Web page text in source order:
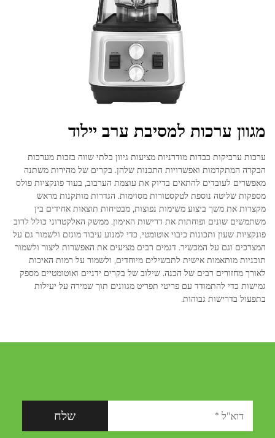
מגוון ערכות למסיבת ערב יילוד
ערכות ערביקות כבדות מודרניות מציעות גיוון בלתי שווה בזכות מערכות
הבקרה המתקדמות ואפשרויות התכנות שלהן. בקרים של מהירות משתנה
מאפשרים לעובדים להתאים בדיוק את עוצמת הערבוב, בעוד פונקציות פולס
מספקות שליטה נוספת לטקסטורות מסוימות. הגדרות מותקנות מראש
מקצרות את משך ביצוע משימות נפוצות, מבטיחות תוצאות אחידים בין
משתמשים שונים ופוחתות את דרישות האימון. ממשק האלקטרוני כולל לרוב
פונקציות שעון ותכונות כיבוי אוטומטי, כדי למנוע עיבוד מוגזם ולשמור גם על
המצרכים וגם על המכשיר. דגמים רבים מציעים את האפשרות ליצור ולשמור
תוכניות מותאמות אישית לתבשילים מיוחדים, ולשמור על רמות האיכות
לאורך מחזורים רבים של הכנה. שילוב של בקרים ידניים ואוטומטיים מספק
גמישות כדי להתמודד עם פריטי תפריט מגוונים תוך שמירה על יעילות
בתפעול בדרישות גבוהות.
שלח